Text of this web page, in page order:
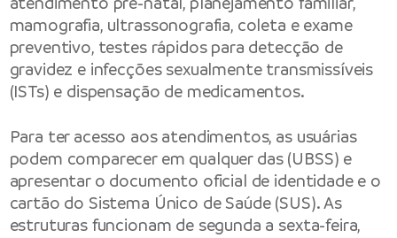
mamografia, ultrassonografia, coleta e exame
preventivo, testes rápidos para detecção de
gravidez e infecções sexualmente transmissíveis
(ISTs) e dispensação de medicamentos.
Para ter acesso aos atendimentos, as usuárias
podem comparecer em qualquer das (UBSS) e
apresentar o documento oficial de identidade e o
cartão do Sistema Único de Saúde (SUS). As
estruturas funcionam de segunda a sexta-feira,